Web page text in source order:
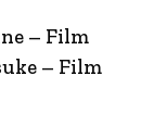
– Film
– Film